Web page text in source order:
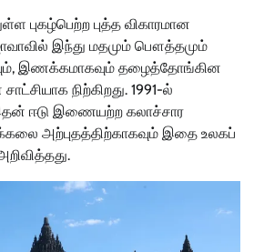
புகழ்பெற்ற புத்த விகாரமான
இந்து மதமும் பௌத்தமும்
இணக்கமாகவும் தழைத்தோங்கின
நிற்கிறது. 1991-ல்
ஈடு இணையற்ற கலாச்சார
அற்புதத்திற்காகவும் இதை உலகப்